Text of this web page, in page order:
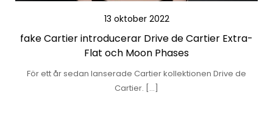
13 oktober 2022
fake Cartier introducerar Drive de Cartier Extra-
Flat och Moon Phases
För ett år sedan lanserade Cartier kollektionen Drive de
Cartier. […]